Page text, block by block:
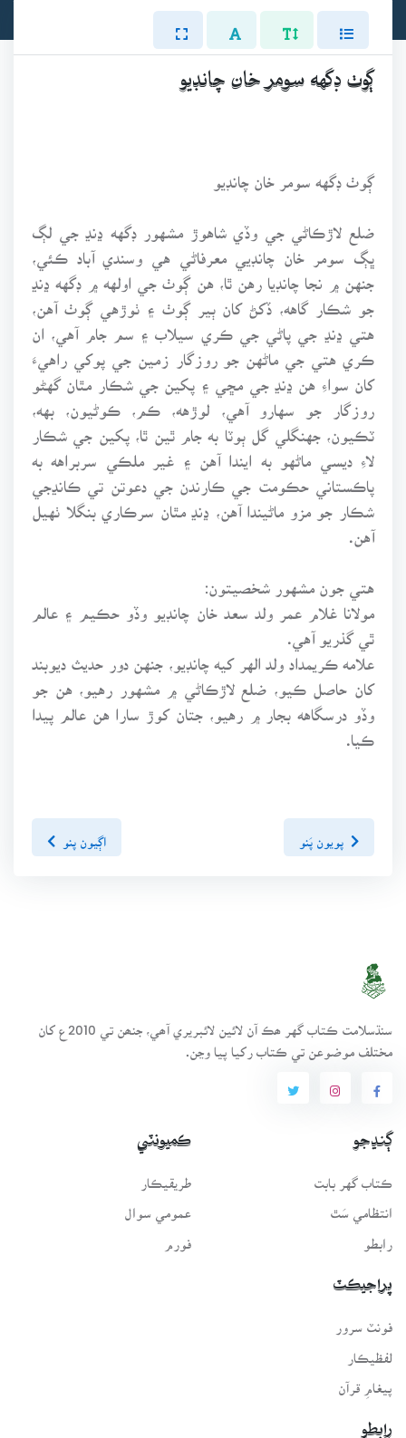
ڳوٺ ڊگهه سومر خان چانڊيو
ڳوٺ ڊگهه سومر خان چانڊيو
ضلع لاڙڪاڻي جي وڏي شاهوڙ مشهور ڊگهه ڍنڍ جي لڳ
ڀڳ سومر خان چانڊيي معرفاڻي هي وسندي آباد ڪئي،
جنهن ۾ نجا چانڊيا رهن ٿا، هن ڳوٺ جي اولهه ۾ ڊگهه ڍنڍ
جو شڪار گاهه، ڏکڻ کان ٻير ڳوٺ ۽ ٺوڙهي ڳوٺ آهن،
هتي ڍنڍ جي پاڻي جي ڪري سيلاب ۽ سم جام آهي، ان
ڪري هتي جي ماڻهن جو روزگار زمين جي پوکي راهيءَ
کان سواءِ هن ڍنڍ جي مڇي ۽ پکين جي شڪار مٿان گهڻو
روزگار جو سهارو آهي، لوڙهه، ڪم، ڪوڻيون، بهه،
ٽڪيون، جهنگلي گل ٻوٽا به جام ٿين ٿا، پکين جي شڪار
لاءِ ديسي ماڻهو به ايندا آهن ۽ غير ملڪي سربراهه به
پاڪستاني حڪومت جي ڪارندن جي دعوتن تي ڪانڍجي
شڪار جو مزو ماڻيندا آهن، ڍنڍ مٿان سرڪاري بنگلا ٺهيل
آهن.
مولانا غلام عمر ولد سعد خان چانڊيو وڏو حڪيم ۽ عالم
ٿي گذريو آهي.
علامه ڪريمداد ولد الهر کيه چانڊيو، جنهن دور حديث ديوبند
کان حاصل ڪيو، ضلع لاڙڪاڻي ۾ مشهور رهيو، هن جو
وڏو درسگاهه بجار ۾ رهيو، جتان کوڙ سارا هن عالم پيدا
ڪيا.
اڳيون پنو
سنڌسلامت ڪتاب گهر ھڪ آن لائين لائبريري آھي، جنھن تي 2010ع کان
مختلف موضوعن تي ڪتاب رکيا پيا وڃن.
ڳنڍجو
ڪتاب گهر بابت
انتظامي سَٿ
رابطو
ڪميونٽي
طريقيڪار
عمومي سوال
فورم
پراجيڪٽ
فونٽ سرور
لفظيڪار
پيغامِ قرآن
رابطو